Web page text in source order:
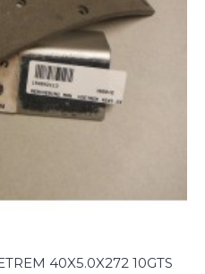
40X5.0X272 10GTS